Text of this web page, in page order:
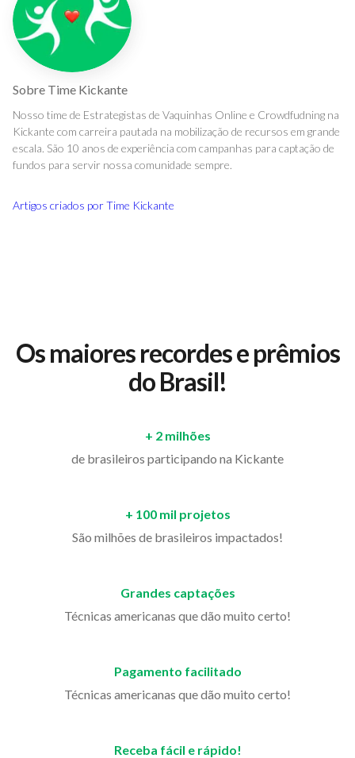
Sobre Time Kickante
Nosso time de Estrategistas de Vaquinhas Online e Crowdfudning na
Kickante com carreira pautada na mobilização de recursos em grande
escala. São 10 anos de experiência com campanhas para captação de
fundos para servir nossa comunidade sempre.
Artigos criados porTime Kickante
Os maiores recordes e prêmios
do Brasil!
+ 2 milhões
de brasileiros participando na Kickante
+ 100 mil projetos
São milhões de brasileiros impactados!
Grandes captações
Técnicas americanas que dão muito certo!
Pagamento facilitado
Técnicas americanas que dão muito certo!
Receba fácil e rápido!